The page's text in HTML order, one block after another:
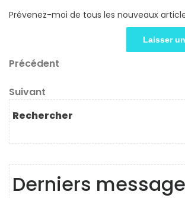
Prévenez-moi de tous les nouveaux
Navigation
de
l’article
Article
Précédent
Article
suivant
Suivant
Rechercher
Derniers